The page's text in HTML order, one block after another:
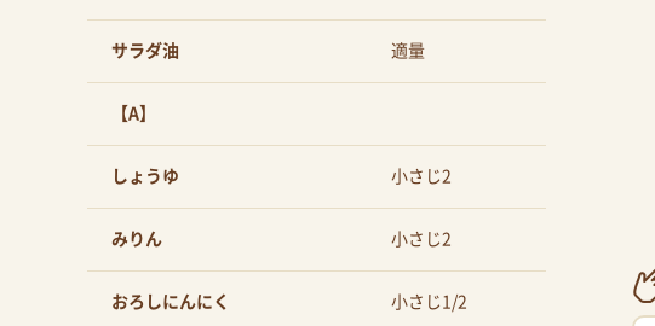
サラダ油 適量
【A】
しょうゆ 小さじ2
みりん 小さじ2
おろしにんにく 小さじ1/2